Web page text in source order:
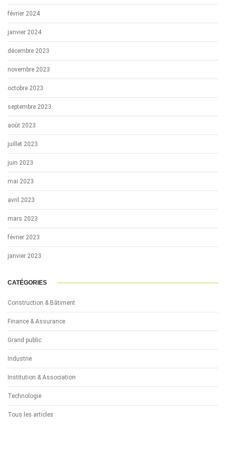
février 2024
janvier 2024
décembre 2023
novembre 2023
octobre 2023
septembre 2023
août 2023
juillet 2023
juin 2023
mai 2023
avril 2023
mars 2023
février 2023
janvier 2023
CATÉGORIES
Construction & Bâtiment
Finance & Assurance
Grand public
Industrie
Institution & Association
Technologie
Tous les articles